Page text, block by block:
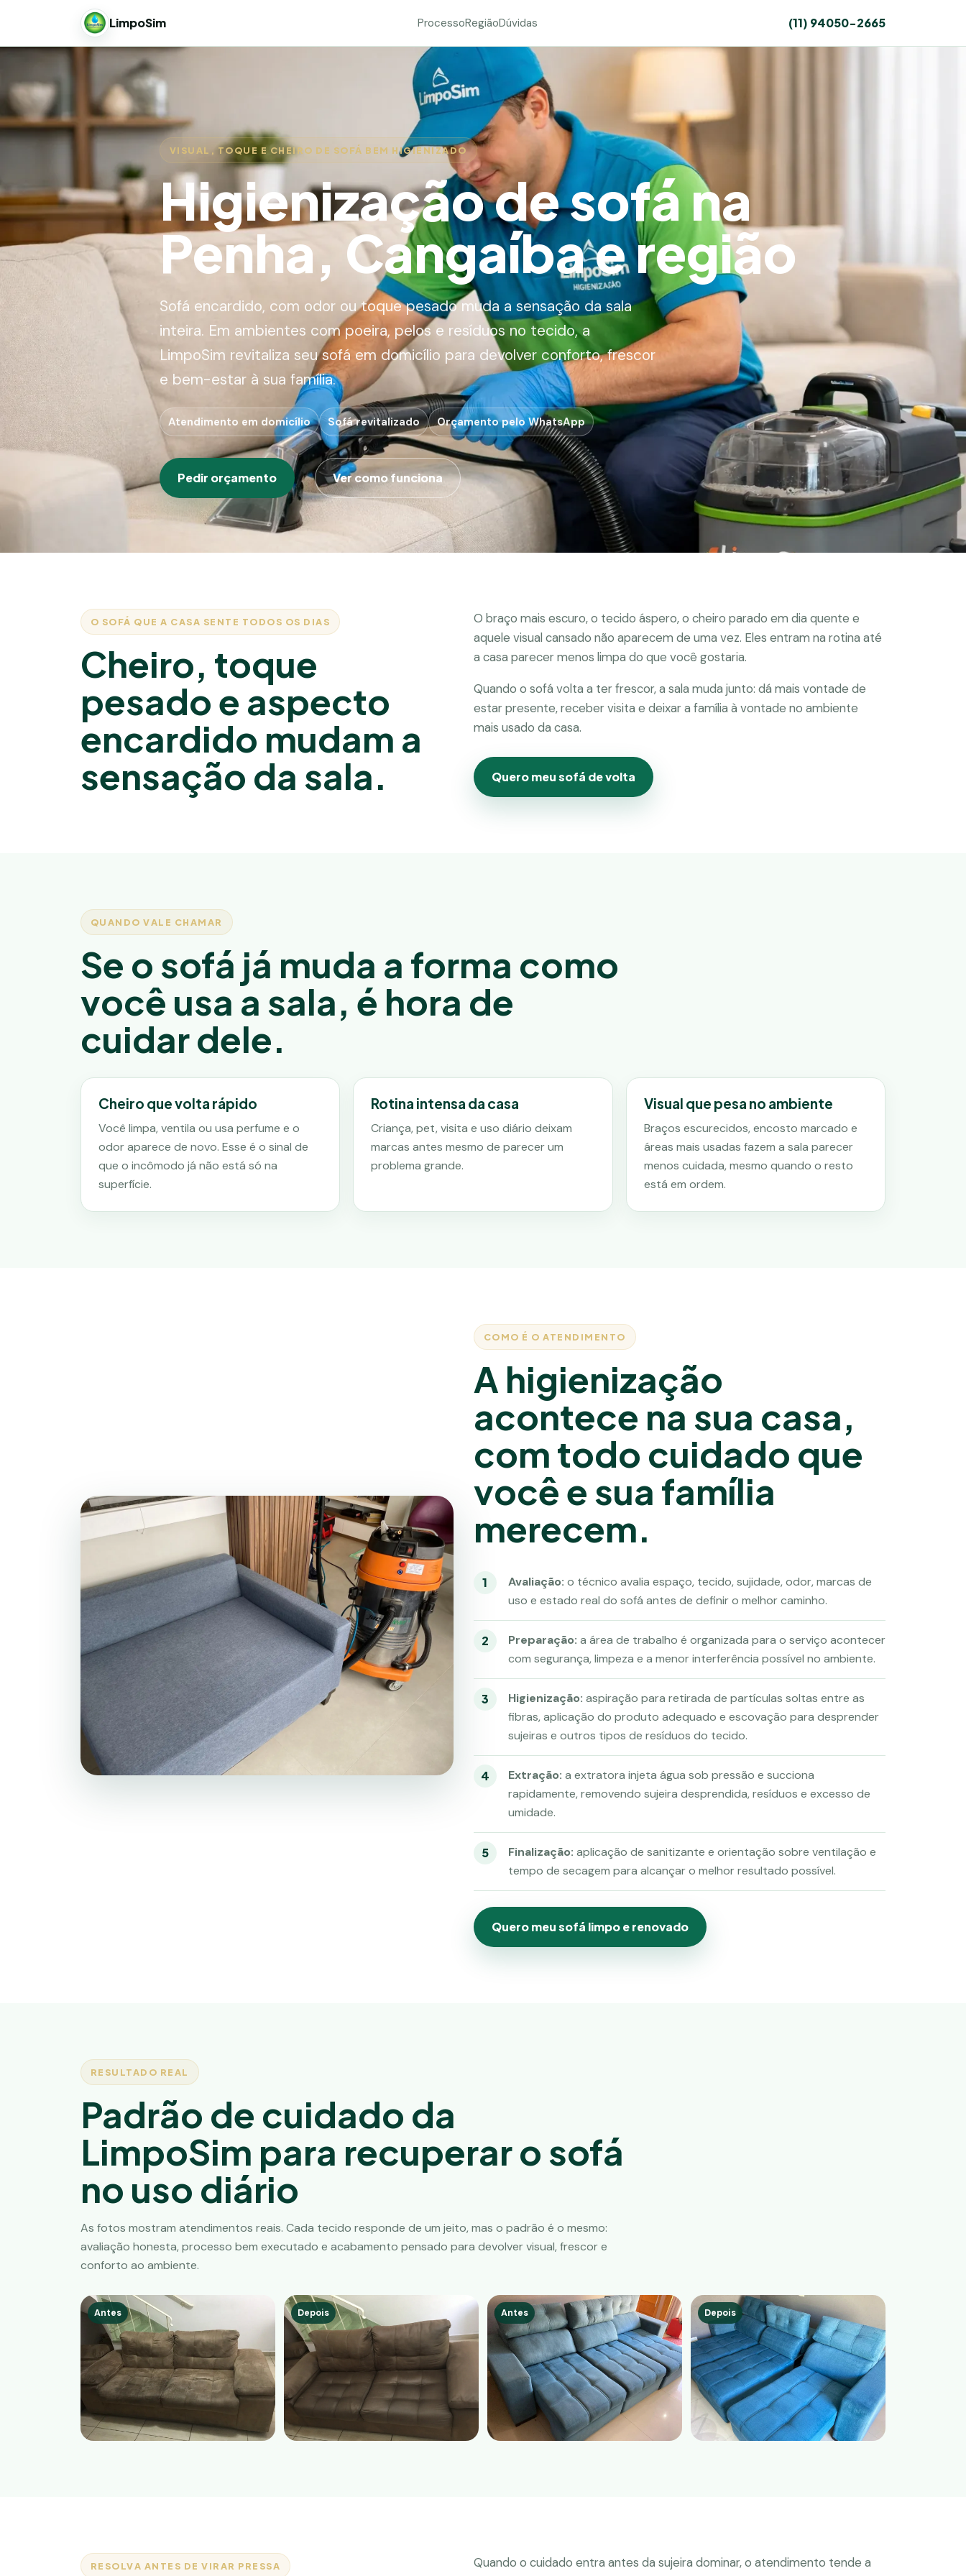
LimpoSim ProcessoRegiãoDúvidas (11) 94050-2665
VISUAL, TOQUE E CHEIRO DE SOFÁ BEM HIGIENIZADO
Higienização de sofá na
Penha, Cangaíba e região
Sofá encardido, com odor ou toque pesado muda a sensação da sala
inteira. Em ambientes com poeira, pelos e resíduos no tecido, a
LimpoSim revitaliza seu sofá em domicílio para devolver conforto, frescor
e bem-estar à sua família.
Atendimento em domicílio Sofá revitalizado Orçamento pelo WhatsApp
Pedir orçamento Ver como funciona
O SOFÁ QUE A CASA SENTE TODOS OS DIAS
Cheiro, toque
pesado e aspecto
encardido mudam a
sensação da sala.
O braço mais escuro, o tecido áspero, o cheiro parado em dia quente e
aquele visual cansado não aparecem de uma vez. Eles entram na rotina até
a casa parecer menos limpa do que você gostaria.
Quando o sofá volta a ter frescor, a sala muda junto: dá mais vontade de
estar presente, receber visita e deixar a família à vontade no ambiente
mais usado da casa.
Quero meu sofá de volta
QUANDO VALE CHAMAR
Se o sofá já muda a forma como
você usa a sala, é hora de
cuidar dele.
Cheiro que volta rápido
Você limpa, ventila ou usa perfume e o
odor aparece de novo. Esse é o sinal de
que o incômodo já não está só na
superfície.
Rotina intensa da casa
Criança, pet, visita e uso diário deixam
marcas antes mesmo de parecer um
problema grande.
Visual que pesa no ambiente
Braços escurecidos, encosto marcado e
áreas mais usadas fazem a sala parecer
menos cuidada, mesmo quando o resto
está em ordem.
COMO É O ATENDIMENTO
A higienização
acontece na sua casa,
com todo cuidado que
você e sua família
merecem.
Avaliação: o técnico avalia espaço, tecido, sujidade, odor, marcas de
uso e estado real do sofá antes de definir o melhor caminho.
Preparação: a área de trabalho é organizada para o serviço acontecer
com segurança, limpeza e a menor interferência possível no ambiente.
Higienização: aspiração para retirada de partículas soltas entre as
fibras, aplicação do produto adequado e escovação para desprender
sujeiras e outros tipos de resíduos do tecido.
Extração: a extratora injeta água sob pressão e succiona
rapidamente, removendo sujeira desprendida, resíduos e excesso de
umidade.
Finalização: aplicação de sanitizante e orientação sobre ventilação e
tempo de secagem para alcançar o melhor resultado possível.
Quero meu sofá limpo e renovado
RESULTADO REAL
Padrão de cuidado da
LimpoSim para recuperar o sofá
no uso diário
As fotos mostram atendimentos reais. Cada tecido responde de um jeito, mas o padrão é o mesmo:
avaliação honesta, processo bem executado e acabamento pensado para devolver visual, frescor e
conforto ao ambiente.
Antes Depois Antes Depois
RESOLVA ANTES DE VIRAR PRESSA
Quando o cuidado entra antes da sujeira dominar, o atendimento tende a